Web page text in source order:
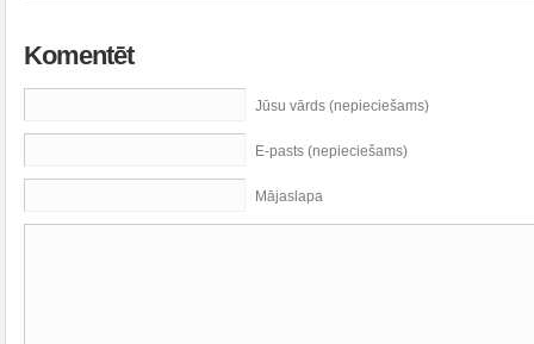
Komentēt
Jūsu vārds (nepieciešams)
E-pasts (nepieciešams)
Mājaslapa